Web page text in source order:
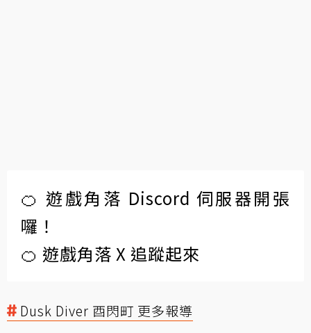
🍊 遊戲角落 Discord 伺服器開張
囉！
🍊 遊戲角落 X 追蹤起來
Dusk Diver 酉閃町 更多報導